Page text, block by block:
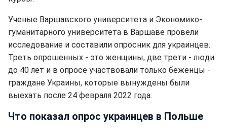
Ученые Варшавского университета и Экономико-
гуманитарного университета в Варшаве провели
исследование и составили опросник для украинцев.
Треть опрошенных - это женщины, две трети - люди
до 40 лет и в опросе участвовали только беженцы -
граждане Украины, которые вынуждены были
выехать после 24 февраля 2022 года.
Что показал опрос украинцев в Польше